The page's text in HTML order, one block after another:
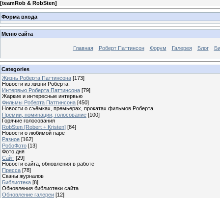
[teamRob & RobSten]
Форма входа
Меню сайта
Главная Роберт Паттинсон Форум Галерея Блог
Categories
Жизнь Роберта Паттинсона [173]
Новости из жизни Роберта.
Интервью Роберта Паттинсона [79]
Жаркие и интересные интервью
Фильмы Роберта Паттинсона [450]
Новости о съёмках, премьерах, прокатах фильмов Роберта
Премии, номинации, голосование [100]
Горячие голосования
RobSten [Robert + Kristen] [84]
Новости о любимой паре
Разное [162]
РобоФото [13]
Фото дня
Сайт [29]
Новости сайта, обновления в работе
Пресса [78]
Сканы журналов
Библиотека [8]
Обновления библиотеки сайта
Обновление галереи [12]